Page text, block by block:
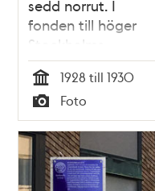
sedd norrut. I
fonden till höger
Stockholms
stadsbibliotek.
Saltmätargatan 25 -
31
Tid
1928 till 1930
Typ
Foto